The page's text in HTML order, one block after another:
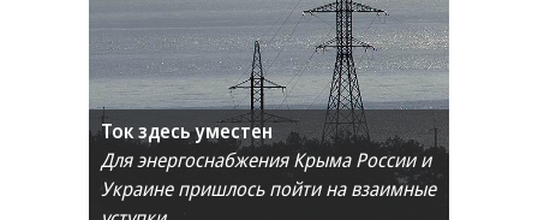
Ток здесь уместен
Для энергоснабжения Крыма России и
Украине пришлось пойти на взаимные